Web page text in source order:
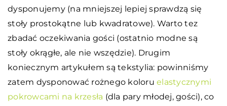
dysponujemy (na mniejszej lepiej sprawdzą się
stoły prostokątne lub kwadratowe). Warto tez
zbadać oczekiwania gości (ostatnio modne są
stoły okrągłe, ale nie wszędzie). Drugim
koniecznym artykułem są tekstylia: powinniśmy
zatem dysponować rożnego koloru elastycznymi
pokrowcami na krzesła (dla pary młodej, gości), co